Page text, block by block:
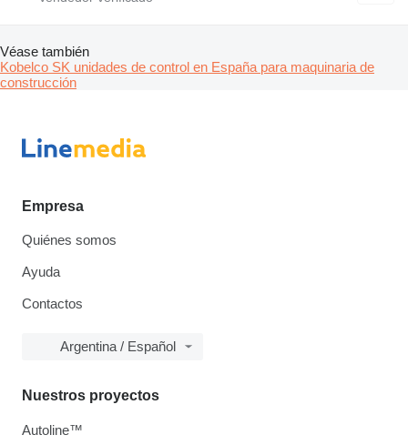
Véase también
Kobelco SK unidades de control en España para maquinaria de
construcción
Empresa
Quiénes somos
Ayuda
Contactos
Argentina / Español
Nuestros proyectos
Autoline™